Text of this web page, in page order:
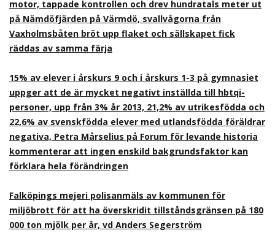
motor, tappade kontrollen och drev hundratals meter ut
på Nämdöfjärden på Värmdö, svallvågorna från
Vaxholmsbåten bröt upp flaket och sällskapet fick
räddas av samma färja
15% av elever i årskurs 9 och i årskurs 1-3 på gymnasiet
uppger att de är mycket negativt inställda till hbtqi-
personer, upp från 3% år 2013, 21,2% av utrikesfödda och
22,6% av svenskfödda elever med utlandsfödda föräldrar
negativa, Petra Mårselius på Forum för levande historia
kommenterar att ingen enskild bakgrundsfaktor kan
förklara hela förändringen
Falköpings mejeri polisanmäls av kommunen för
miljöbrott för att ha överskridit tillståndsgränsen på 180
000 ton mjölk per år, vd Anders Segerström